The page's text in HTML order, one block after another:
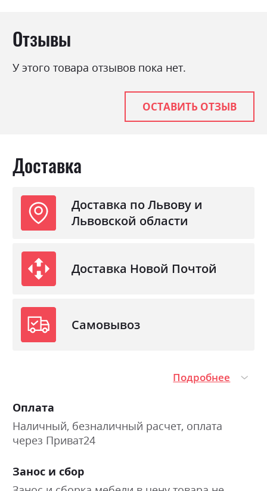
Отзывы
У этого товара отзывов пока нет.
ОСТАВИТЬ ОТЗЫВ
Доставка
Доставка по Львову и
Львовской области
Доставка Новой Почтой
Самовывоз
Подробнее
Оплата
Наличный, безналичный расчет, оплата
через Приват24
Занос и сбор